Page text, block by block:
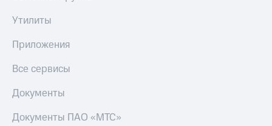
Утилиты
Приложения
Все сервисы
Документы
Документы ПАО «МТС»